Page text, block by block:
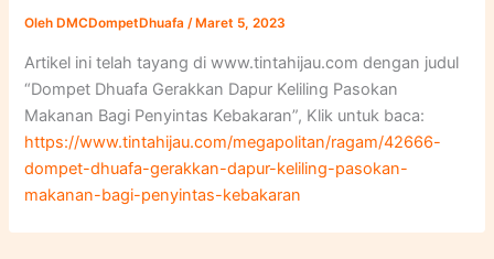
Oleh DMCDompetDhuafa/ Maret 5, 2023
Artikel ini telah tayang di www.tintahijau.com dengan judul
“Dompet Dhuafa Gerakkan Dapur Keliling Pasokan
Makanan Bagi Penyintas Kebakaran”, Klik untuk baca:
https://www.tintahijau.com/megapolitan/ragam/42666-
dompet-dhuafa-gerakkan-dapur-keliling-pasokan-
makanan-bagi-penyintas-kebakaran